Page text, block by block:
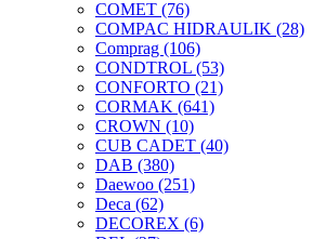
COMET (76)
COMPAC HIDRAULIK (28)
Comprag (106)
CONDTROL (53)
CONFORTO (21)
CORMAK (641)
CROWN (10)
CUB CADET (40)
DAB (380)
Daewoo (251)
Deca (62)
DECOREX (6)